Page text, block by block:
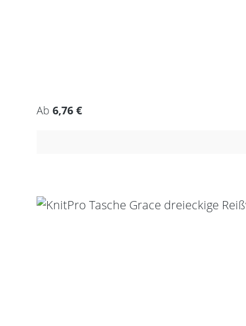
Regulärer Preis:
Ab 6,76 €